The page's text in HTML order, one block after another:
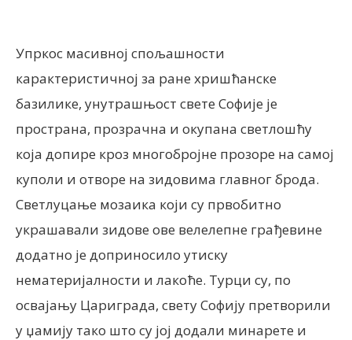
Упркос масивној спољашности
карактеристичној за ране хришћанске
базилике, унутрашњост свете Софије је
пространа, прозрачна и окупана светлошћу
која допире кроз многобројне прозоре на самој
куполи и отворе на зидовима главног брода.
Светлуцање мозаика који су првобитно
украшавали зидове ове велелепне грађевине
додатно је доприносило утиску
нематеријалности и лакоће. Турци су, по
освајању Цариграда, свету Софију претворили
у џамију тако што су јој додали минарете и